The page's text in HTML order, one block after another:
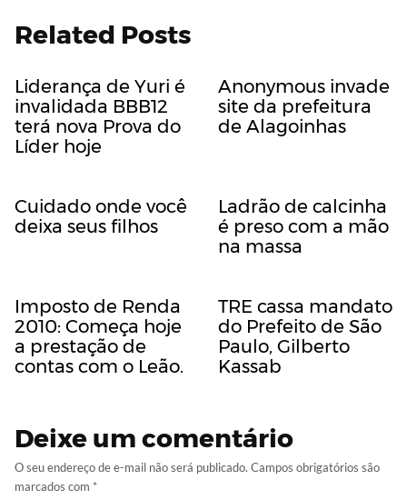
Related Posts
Liderança de Yuri é
invalidada BBB12
terá nova Prova do
Líder hoje
Anonymous invade
site da prefeitura
de Alagoinhas
Cuidado onde você
deixa seus filhos
Ladrão de calcinha
é preso com a mão
na massa
Imposto de Renda
2010: Começa hoje
a prestação de
contas com o Leão.
TRE cassa mandato
do Prefeito de São
Paulo, Gilberto
Kassab
Deixe um comentário
O seu endereço de e-mail não será publicado. Campos obrigatórios são
marcados com *